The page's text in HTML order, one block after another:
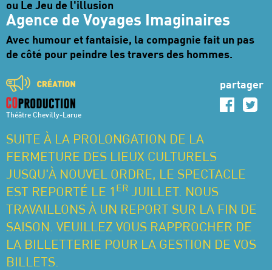
ou Le Jeu de l'illusion
Agence de Voyages Imaginaires
Avec humour et fantaisie, la compagnie fait un pas
de côté pour peindre les travers des hommes.
Théâtre Chevilly-Larue
partager
SUITE À LA PROLONGATION DE LA
FERMETURE DES LIEUX CULTURELS
JUSQU'À NOUVEL ORDRE, LE SPECTACLE
EST REPORTÉ LE 1 ER JUILLET. NOUS
TRAVAILLONS À UN REPORT SUR LA FIN DE
SAISON. VEUILLEZ VOUS RAPPROCHER DE
LA BILLETTERIE POUR LA GESTION DE VOS
BILLETS.